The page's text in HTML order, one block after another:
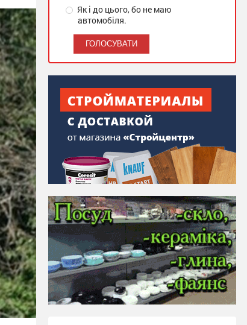
Як і до цього, бо не маю
автомобіля.